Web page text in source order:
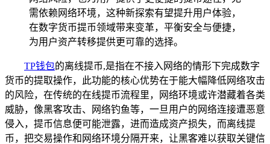
需依赖网络环境，这种新探索有望提升用户体验，
在数字货币提币领域带来变革，平衡安全与便捷，
为用户资产转移提供更可靠的选择。
TP钱包的离线提币,是指在不接入网络的情形下完成数字
货币的提取操作，此功能的核心优势在于能大幅降低网络攻击
的风险，在传统的在线提币流程里，网络环境或许潜藏着各类
威胁，像黑客攻击、网络钓鱼等，一旦用户的网络连接遭恶意
侵入，提币信息便可能泄露，进而造成资产损失，而离线提
币，把交易操作和网络环境分隔开来，让黑客难以获取关键信